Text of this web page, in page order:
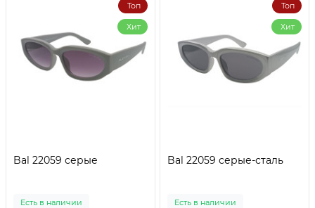
Топ
Хит
Bal 22059 серые
Есть в наличии
Топ
Хит
Bal 22059 серые-сталь
Есть в наличии